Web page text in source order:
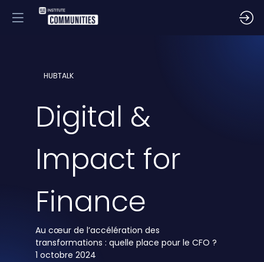
HUBTALK
Digital &
Impact for
Finance
Au cœur de l’accélération des
transformations : quelle place pour le CFO ?
1 octobre 2024